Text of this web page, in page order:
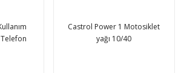
Castrol Power 1 Motosiklet
yağı 10/40